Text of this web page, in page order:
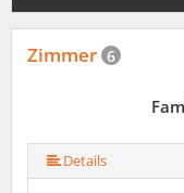
Zimmer 6
Details